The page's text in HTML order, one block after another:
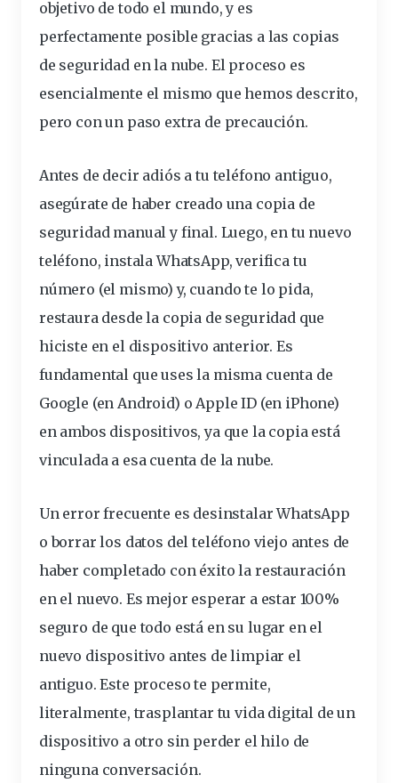
objetivo de todo el mundo, y es
perfectamente posible gracias a las copias
de seguridad en la nube. El proceso es
esencialmente el mismo que hemos descrito,
pero con un paso extra de precaución.
Antes de decir adiós a tu teléfono antiguo,
asegúrate de haber creado una copia de
seguridad manual y final. Luego, en tu nuevo
teléfono, instala WhatsApp,verificatu
número (el mismo) y, cuando te lo pida,
restaura desde la copia de seguridad que
hiciste en el dispositivo anterior. Es
fundamental que uses la misma cuenta de
Google (en Android) o Apple ID (en iPhone)
en ambos dispositivos, ya que la copia está
vinculada a esa cuenta de la nube.
Un error frecuente es desinstalar WhatsApp
o borrar los datos del teléfono viejo antes de
haber completado con éxito la restauración
en el nuevo. Es mejor esperar a estar 100%
seguro de que todo está en su lugar en el
nuevo dispositivo antes de limpiar el
antiguo. Este proceso te permite,
literalmente, trasplantar tu vida digital de un
dispositivo a otro sin perder el hilo de
ninguna conversación.